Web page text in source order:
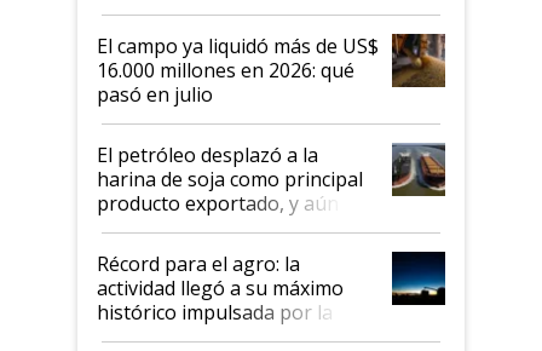
El campo ya liquidó más de US$
16.000 millones en 2026: qué
pasó en julio
El petróleo desplazó a la
harina de soja como principal
producto exportado, y aún así
el agro aportó casi seis de cada
diez dólares y sostuvo el
liderazgo en un semestre
récord
Récord para el agro: la
actividad llegó a su máximo
histórico impulsada por la
cosecha y las exportaciones